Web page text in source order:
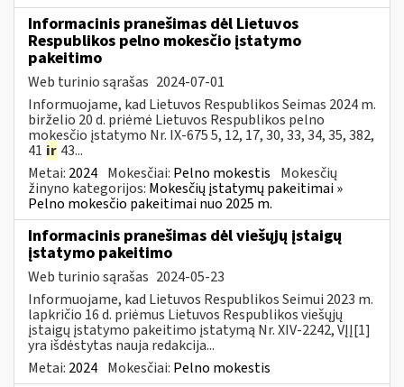
Informacinis pranešimas dėl Lietuvos
Respublikos pelno mokesčio įstatymo
pakeitimo
Web turinio sąrašas 2024-07-01
Informuojame, kad Lietuvos Respublikos Seimas 2024 m.
birželio 20 d. priėmė Lietuvos Respublikos pelno
mokesčio įstatymo Nr. IX-675 5, 12, 17, 30, 33, 34, 35, 382,
41 ir 43...
Metai: 2024 Mokesčiai: Pelno mokestis Mokesčių
žinyno kategorijos: Mokesčių įstatymų pakeitimai »
Pelno mokesčio pakeitimai nuo 2025 m.
Informacinis pranešimas dėl viešųjų įstaigų
įstatymo pakeitimo
Web turinio sąrašas 2024-05-23
Informuojame, kad Lietuvos Respublikos Seimui 2023 m.
lapkričio 16 d. priėmus Lietuvos Respublikos viešųjų
įstaigų įstatymo pakeitimo įstatymą Nr. XIV-2242, VĮĮ[1]
yra išdėstytas nauja redakcija...
Metai: 2024 Mokesčiai: Pelno mokestis